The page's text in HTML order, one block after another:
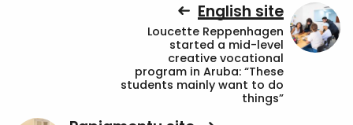
English site
Loucette Reppenhagen
started a mid-level
creative vocational
program in Aruba: “These
students mainly want to do
things”